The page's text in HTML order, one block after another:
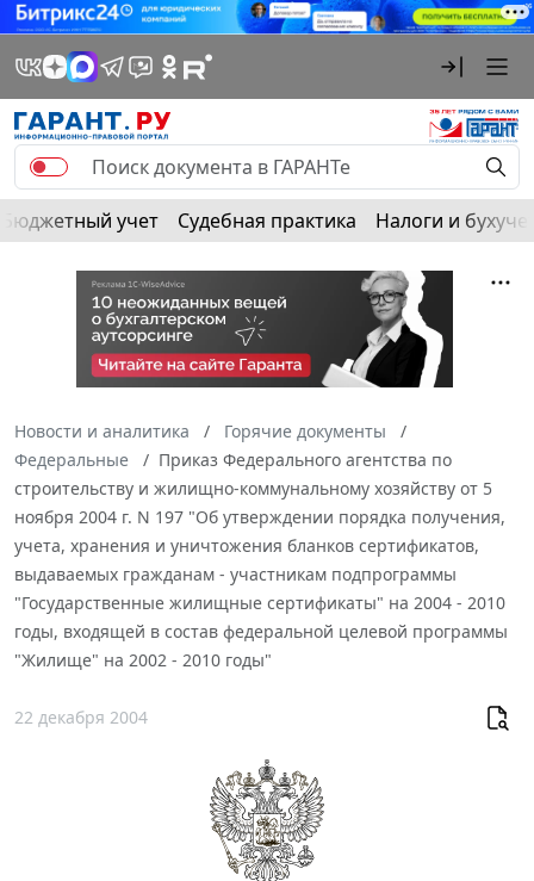
Бюджетный учет Судебная практика Налоги и
Новости и аналитика
Горячие документы
Федеральные
Приказ Федерального агентства по
строительству и жилищно-коммунальному хозяйству от 5
ноября 2004 г. N 197 "Об утверждении порядка получения,
учета, хранения и уничтожения бланков сертификатов,
выдаваемых гражданам - участникам подпрограммы
"Государственные жилищные сертификаты" на 2004 - 2010
годы, входящей в состав федеральной целевой программы
"Жилище" на 2002 - 2010 годы"
22 декабря 2004